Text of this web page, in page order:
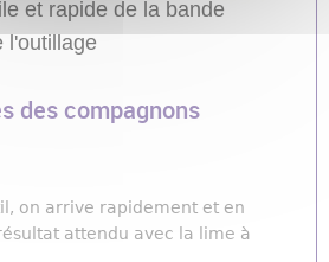
et rapide de la bande
l'outillage
des compagnons
on arrive rapidement et en
attendu avec la lime à